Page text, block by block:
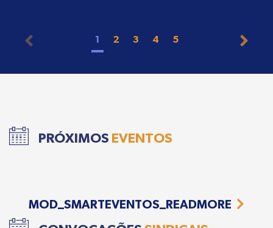
1 2 3 4 5
PRÓXIMOS EVENTOS
MOD_SMARTEVENTOS_READMORE